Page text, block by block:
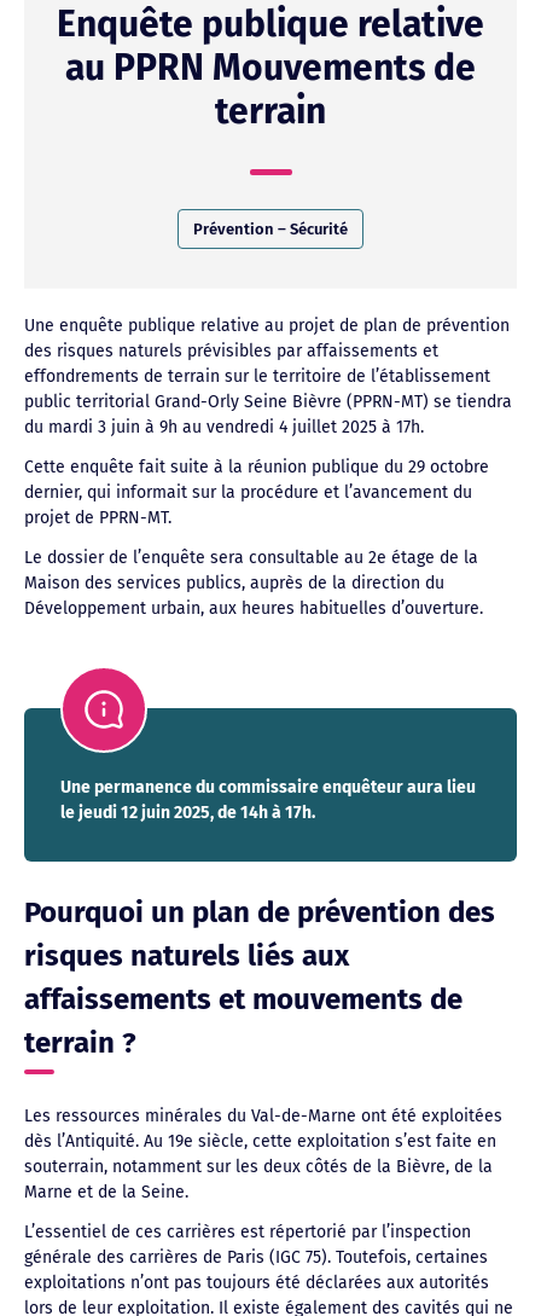
Enquête publique relative
au PPRN Mouvements de
terrain
Prévention – Sécurité
Une enquête publique relative au projet de plan de prévention
des risques naturels prévisibles par affaissements et
effondrements de terrain sur le territoire de l’établissement
public territorial Grand-Orly Seine Bièvre (PPRN-MT) se tiendra
du mardi 3 juin à 9h au vendredi 4 juillet 2025 à 17h.
Cette enquête fait suite à la réunion publique du 29 octobre
dernier, qui informait sur la procédure et l’avancement du
projet de PPRN-MT.
Le dossier de l’enquête sera consultable au 2e étage de la
Maison des services publics, auprès de la direction du
Développement urbain, aux heures habituelles d’ouverture.
Une permanence du commissaire enquêteur aura lieu
le jeudi 12 juin 2025, de 14h à 17h.
Pourquoi un plan de prévention des
risques naturels liés aux
affaissements et mouvements de
terrain ?
Les ressources minérales du Val-de-Marne ont été exploitées
dès l’Antiquité. Au 19e siècle, cette exploitation s’est faite en
souterrain, notamment sur les deux côtés de la Bièvre, de la
Marne et de la Seine.
L’essentiel de ces carrières est répertorié par l’inspection
générale des carrières de Paris (IGC 75). Toutefois, certaines
exploitations n’ont pas toujours été déclarées aux autorités
lors de leur exploitation. Il existe également des cavités qui ne